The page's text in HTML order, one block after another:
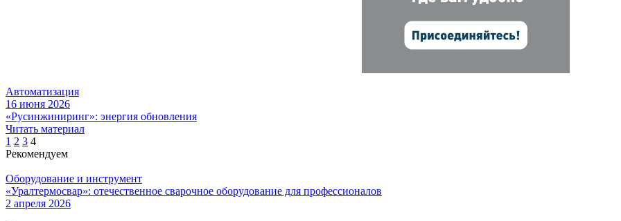
Автоматизация
16 июня 2026
«Русинжиниринг»: энергия обновления
Читать материал
Пагинация
записей
1 2 3 4
Рекомендуем
Оборудование и инструмент
«Уралтермосвар»: отечественное сварочное оборудование для профессионалов
2 апреля 2026